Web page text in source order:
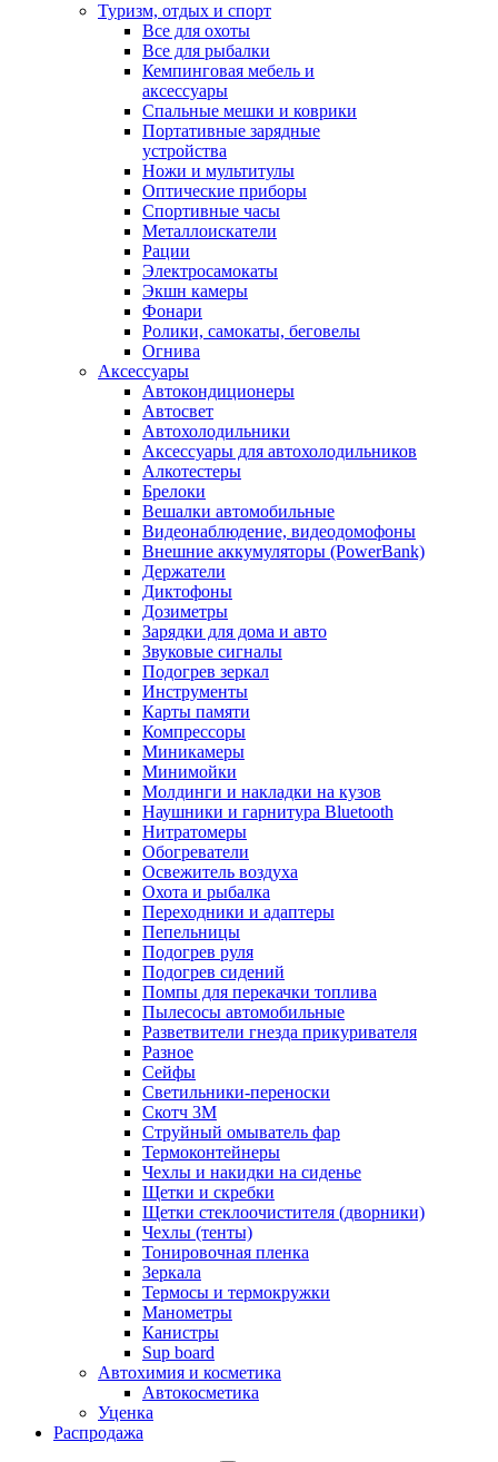
Туризм, отдых и спорт
Все для охоты
Все для рыбалки
Кемпинговая мебель и
аксессуары
Спальные мешки и коврики
Портативные зарядные
устройства
Ножи и мультитулы
Оптические приборы
Спортивные часы
Металлоискатели
Рации
Электросамокаты
Экшн камеры
Фонари
Ролики, самокаты, беговелы
Огнива
Аксессуары
Автокондиционеры
Aвтосвет
Автохолодильники
Аксессуары для автохолодильников
Алкотестеры
Брелоки
Вешалки автомобильные
Видеонаблюдение, видеодомофоны
Внешние аккумуляторы (PowerBank)
Держатели
Диктофоны
Дозиметры
Зарядки для дома и авто
Звуковые сигналы
Подогрев зеркал
Инструменты
Карты памяти
Компрессоры
Миникамеры
Минимойки
Молдинги и накладки на кузов
Наушники и гарнитура Bluetooth
Нитратомеры
Обогреватели
Освежитель воздуха
Охота и рыбалка
Переходники и адаптеры
Пепельницы
Подогрев руля
Подогрев сидений
Помпы для перекачки топлива
Пылесосы автомобильные
Разветвители гнезда прикуривателя
Разное
Сейфы
Светильники-переноски
Скотч 3М
Струйный омыватель фар
Термоконтейнеры
Чехлы и накидки на сиденье
Щетки и скребки
Щетки стеклоочистителя (дворники)
Чехлы (тенты)
Тонировочная пленка
Зеркалa
Термосы и термокружки
Манометры
Канистры
Sup board
Автохимия и косметика
Автокосметика
Уценка
Распродажа